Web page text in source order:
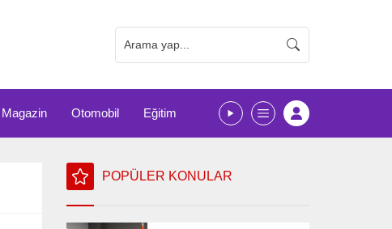
Magazin Otomobil Eğitim
POPÜLER KONULAR